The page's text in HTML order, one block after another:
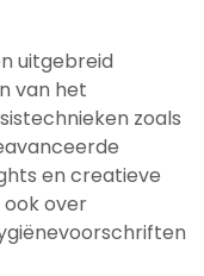
uitgebreid
van het
zoals
en creatieve
over